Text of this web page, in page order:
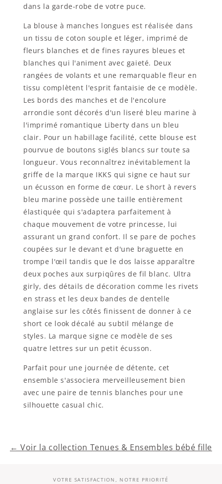
dans la garde-robe de votre puce.
La blouse à manches longues est réalisée dans
un tissu de coton souple et léger, imprimé de
fleurs blanches et de fines rayures bleues et
blanches qui l'animent avec gaieté. Deux
rangées de volants et une remarquable fleur en
tissu complètent l'esprit fantaisie de ce modèle.
Les bords des manches et de l'encolure
arrondie sont décorés d'un liseré bleu marine à
l'imprimé romantique Liberty dans un bleu
clair. Pour un habillage facilité, cette blouse est
pourvue de boutons siglés blancs sur toute sa
longueur. Vous reconnaîtrez inévitablement la
griffe de la marque IKKS qui signe ce haut sur
un écusson en forme de cœur. Le short à revers
bleu marine possède une taille entièrement
élastiquée qui s'adaptera parfaitement à
chaque mouvement de votre princesse, lui
assurant un grand confort. Il se pare de poches
coupées sur le devant et d'une braguette en
trompe l'œil tandis que le dos laisse apparaître
deux poches aux surpiqûres de fil blanc. Ultra
girly, des détails de décoration comme les rivets
en strass et les deux bandes de dentelle
anglaise sur les côtés finissent de donner à ce
short ce look décalé au subtil mélange de
styles. La marque signe ce modèle de ses
quatre lettres sur un petit écusson.
Parfait pour une journée de détente, cet
ensemble s'associera merveilleusement bien
avec une paire de tennis blanches pour une
silhouette casual chic.
← Voir la collection Tenues & Ensembles bébé fille
VOTRE SATISFACTION, NOTRE PRIORITÉ